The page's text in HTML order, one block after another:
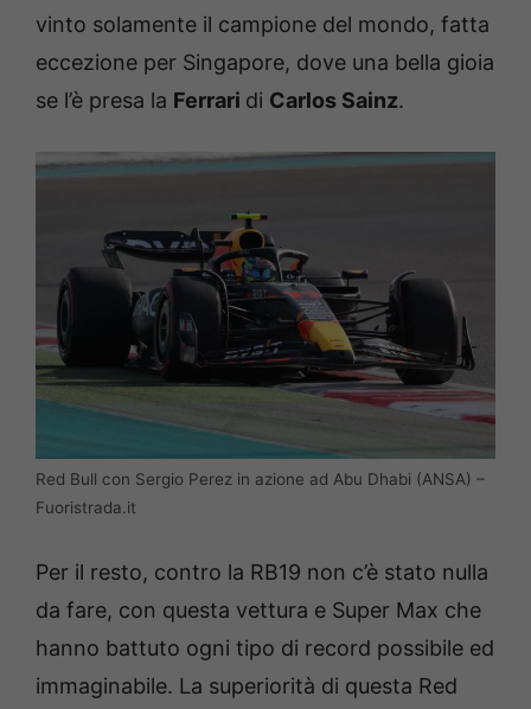
vinto solamente il campione del mondo, fatta
eccezione per Singapore, dove una bella gioia
se l’è presa la Ferrari di Carlos Sainz.
Red Bull con Sergio Perez in azione ad Abu Dhabi (ANSA) –
Fuoristrada.it
Per il resto, contro la RB19 non c’è stato nulla
da fare, con questa vettura e Super Max che
hanno battuto ogni tipo di record possibile ed
immaginabile. La superiorità di questa Red